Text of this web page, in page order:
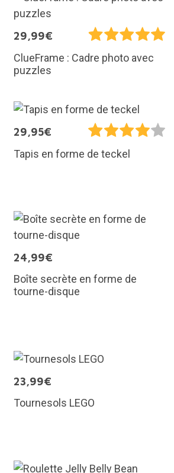
29,99€
ClueFrame : Cadre photo avec
puzzles
29,95€
Tapis en forme de teckel
24,99€
Boîte secrète en forme de
tourne-disque
23,99€
Tournesols LEGO